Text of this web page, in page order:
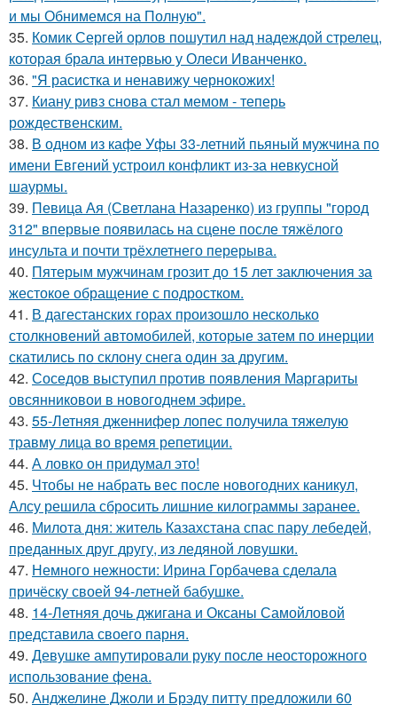
и мы Обнимемся на Полную".
35. Комик Сергей орлов пошутил над надеждой стрелец,
которая брала интервью у Олеси Иванченко.
36. "Я расистка и ненавижу чернокожих!
37. Киану ривз снова стал мемом - теперь
рождественским.
38. В одном из кафе Уфы 33-летний пьяный мужчина по
имени Евгений устроил конфликт из-за невкусной
шаурмы.
39. Певица Ая (Светлана Назаренко) из группы "город
312" впервые появилась на сцене после тяжёлого
инсульта и почти трёхлетнего перерыва.
40. Пятерым мужчинам грозит до 15 лет заключения за
жестокое обращение с подростком.
41. В дагестанских горах произошло несколько
столкновений автомобилей, которые затем по инерции
скатились по склону снега один за другим.
42. Соседов выступил против появления Маргариты
овсянниковои в новогоднем эфире.
43. 55-Летняя дженнифер лопес получила тяжелую
травму лица во время репетиции.
44. А ловко он придумал это!
45. Чтобы не набрать вес после новогодних каникул,
Алсу решила сбросить лишние килограммы заранее.
46. Милота дня: житель Казахстана спас пару лебедей,
преданных друг другу, из ледяной ловушки.
47. Немного нежности: Ирина Горбачева сделала
причёску своей 94-летней бабушке.
48. 14-Летняя дочь джигана и Оксаны Самойловой
представила своего парня.
49. Девушке ампутировали руку после неосторожного
использование фена.
50. Анджелине Джоли и Брэду питту предложили 60